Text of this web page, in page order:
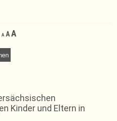
A
Decrease
font
AReset
size.
AIncrease
Kinder und Eltern in